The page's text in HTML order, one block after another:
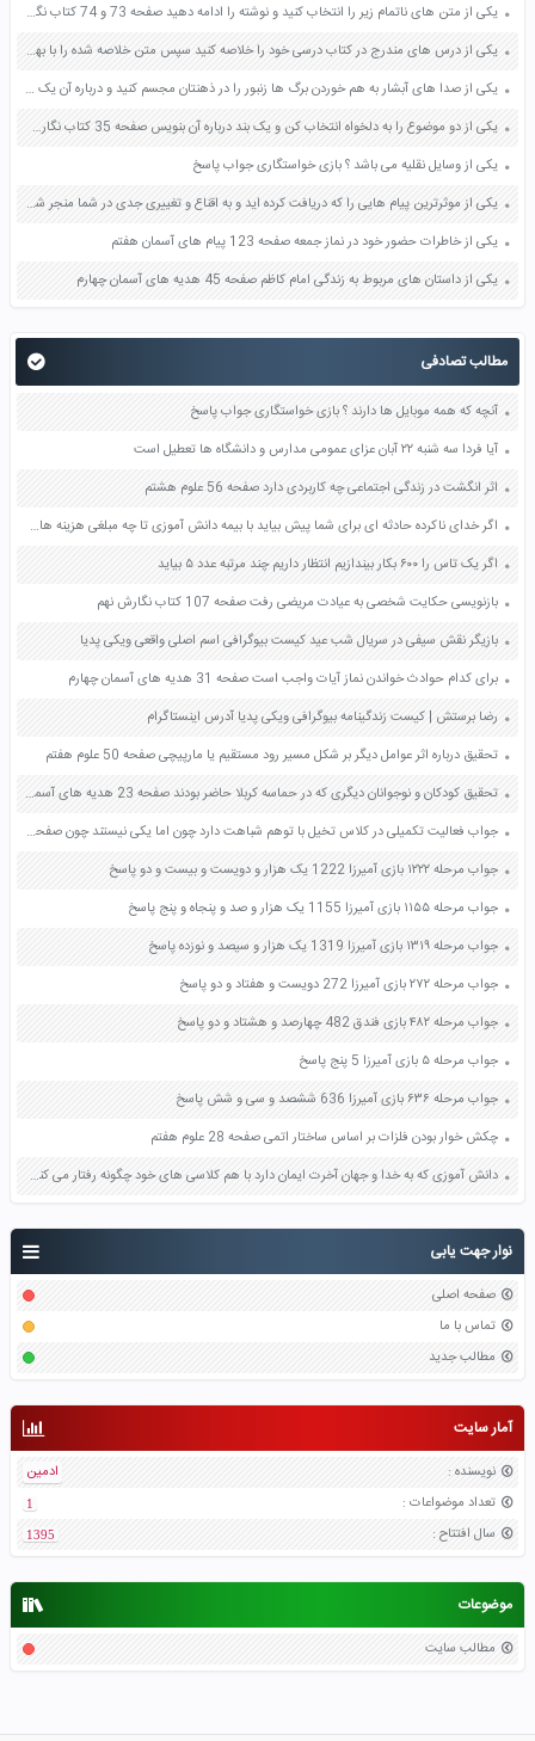
نوار جهت یابی
صفحه اصلی
تماس با ما
مطالب جدید
آمار سایت
نویسنده :
ادمین
تعداد موضواعات :
1
سال افتتاح :
1395
موضوعات
مطالب سایت
یکی از متن های ناتمام زیر را انتخاب کنید و نوشته را ادامه دهید صفحه 73 و 74 کتاب نگارش فارسی پنجم دبستان
یکی از درس های مندرج در کتاب درسی خود را خلاصه کنید سپس متن خلاصه شده را با بهره گیری از روش های دسته بندی نمودار جدول نقشه مفهومی نشان دهید صفحه 118 نگارش یازدهم
یکی از صدا های آبشار به هم خوردن برگ ها زنبور را در ذهنتان مجسم کنید و درباره آن یک بند بنویسید صفحه 11 نگارش پنجم
یکی از دو موضوع را به دلخواه انتخاب کن و یک بند درباره آن بنویس صفحه 35 کتاب نگارش فارسی سوم
یکی از وسایل نقلیه می باشد ؟ بازی خواستگاری جواب پاسخ
یکی از موثرترین پیام هایی را که دریافت کرده اید و به اقناع و تغییری جدی در شما منجر شده است برسی کنید و علت این تاثیر گذاری قابل توجه را بنویسید صفحه 52 تفکر و سواد رسانه ای دهم
یکی از خاطرات حضور خود در نماز جمعه صفحه 123 پیام های آسمان هفتم
یکی از داستان های مربوط به زندگی امام کاظم صفحه 45 هدیه های آسمان چهارم
مطالب تصادفی
آنچه که همه موبایل ها دارند ؟ بازی خواستگاری جواب پاسخ
آیا فردا سه شنبه ۲۲ آبان عزای عمومی مدارس و دانشگاه ها تعطیل است
اثر انگشت در زندگی اجتماعی چه کاربردی دارد صفحه 56 علوم هشتم
اگر خدای ناکرده حادثه ای برای شما پیش بیاید با بیمه دانش آموزی تا چه مبلغی هزینه های درمان را پرداخت می کنند صفحه 26 مطالعات اجتماعی هفتم
اگر یک تاس را ۶۰۰ بکار بیندازیم انتظار داریم چند مرتبه عدد ۵ بیاید
بازنویسی حکایت شخصی به عیادت مریضی رفت صفحه 107 کتاب نگارش نهم
بازیگر نقش سیفی در سریال شب عید کیست بیوگرافی اسم اصلی واقعی ویکی پدیا
برای کدام حوادث خواندن نماز آیات واجب است صفحه 31 هدیه های آسمان چهارم
رضا برستش | کیست زندگینامه بیوگرافی ویکی پدیا آدرس اینستاگرام
تحقیق درباره اثر عوامل دیگر بر شکل مسیر رود مستقیم یا مارپیچی صفحه 50 علوم هفتم
تحقیق کودکان و نوجوانان دیگری که در حماسه کربلا حاضر بودند صفحه 23 هدیه های آسمان ششم
جواب فعالیت تکمیلی در کلاس تخیل با توهم شباهت دارد چون اما یکی نیستند چون صفحه 125 کتاب تفکر و سبک زندگی هشتم
جواب مرحله ۱۲۲۲ بازی آمیرزا 1222 یک هزار و دویست و بیست و دو پاسخ
جواب مرحله ۱۱۵۵ بازی آمیرزا 1155 یک هزار و صد و پنجاه و پنج پاسخ
جواب مرحله ۱۳۱۹ بازی آمیرزا 1319 یک هزار و سیصد و نوزده پاسخ
جواب مرحله ۲۷۲ بازی آمیرزا 272 دویست و هفتاد و دو پاسخ
جواب مرحله ۴۸۲ بازی فندق 482 چهارصد و هشتاد و دو پاسخ
جواب مرحله ۵ بازی آمیرزا 5 پنج پاسخ
جواب مرحله ۶۳۶ بازی آمیرزا 636 ششصد و سی و شش پاسخ
چکش خوار بودن فلزات بر اساس ساختار اتمی صفحه 28 علوم هفتم
دانش آموزی که به خدا و جهان آخرت ایمان دارد با هم کلاسی های خود چگونه رفتار می کند صفحه 55 هدیه های آسمان ششم